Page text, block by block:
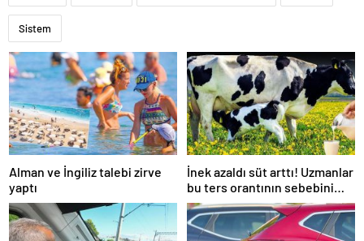
Sistem
Alman ve İngiliz talebi zirve
yaptı
İnek azaldı süt arttı! Uzmanlar
bu ters orantının sebebini
açıkladı